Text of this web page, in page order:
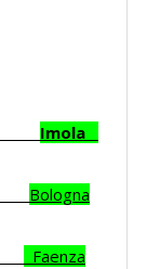
Imola
Bologna
Faenza